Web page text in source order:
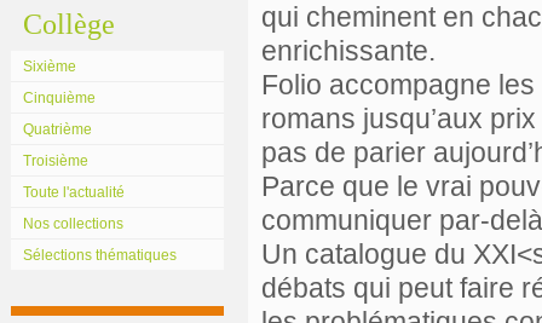
Collège
Sixième
Cinquième
Quatrième
Troisième
Toute l'actualité
Nos collections
Sélections thématiques
qui cheminent en
enrichissante.
Folio accompagne
romans jusqu’aux
pas de parier
Parce que le vrai
communiquer par-
Un catalogue du
débats qui peut faire